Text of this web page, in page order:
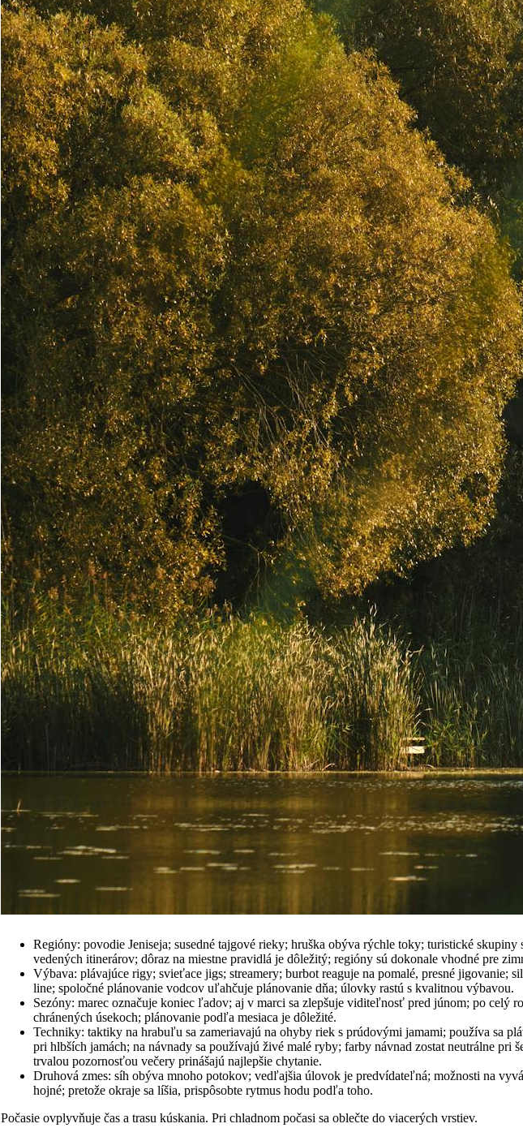
Regióny: povodie Jeniseja; susedné tajgové rieky; hruška obýva rýchle toky; turistické skupiny
vedených itinerárov; dôraz na miestne pravidlá je dôležitý; regióny sú dokonale vhodné pre
Výbava: plávajúce rigy; svieťace jigs; streamery; burbot reaguje na pomalé, presné jigovanie;
line; spoločné plánovanie vodcov uľahčuje plánovanie dňa; úlovky rastú s kvalitnou výbavou.
Sezóny: marec označuje koniec ľadov; aj v marci sa zlepšuje viditeľnosť pred júnom; po celý
chránených úsekoch; plánovanie podľa mesiaca je dôležité.
Techniky: taktiky na hrabuľu sa zameriavajú na ohyby riek s prúdovými jamami; používa sa
pri hlbších jamách; na návnady sa používajú živé malé ryby; farby návnad zostat neutrálne pri
trvalou pozornosťou večery prinášajú najlepšie chytanie.
Druhová zmes: síh obýva mnoho potokov; vedľajšia úlovok je predvídateľná; možnosti na
hojné; pretože okraje sa líšia, prispôsobte rytmus hodu podľa toho.
Počasie ovplyvňuje čas a trasu kúskania. Pri chladnom počasi sa oblečte do viacerých vrstiev.